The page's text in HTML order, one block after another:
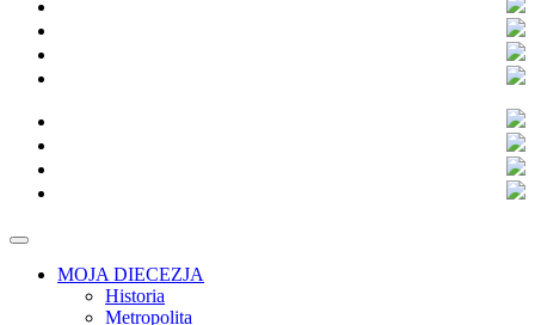
MOJA DIECEZJA
Historia
Metropolita